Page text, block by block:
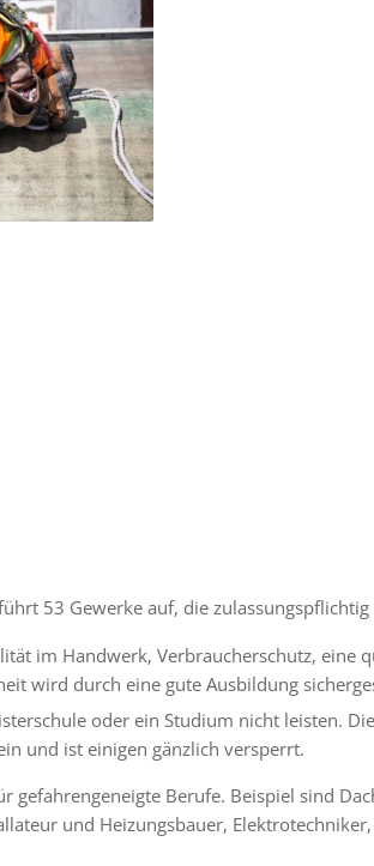
53 Gewerke auf, die
im Handwerk, Verbraucherschutz, eine
wird durch eine gute Ausbildung
oder ein Studium nicht leisten.
und ist einigen gänzlich versperrt.
gefahrengeneigte Berufe. Beispiel sind
und Heizungsbauer,